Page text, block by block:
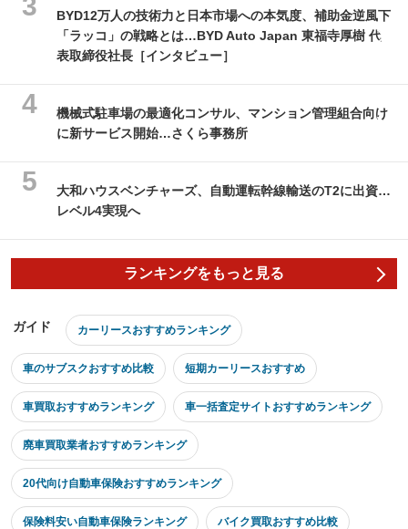
BYD12万人の技術力と日本市場への本気度、補助金逆風下
「ラッコ」の戦略とは…BYD Auto Japan 東福寺厚樹 代
表取締役社長［インタビュー］
機械式駐車場の最適化コンサル、マンション管理組合向け
に新サービス開始…さくら事務所
大和ハウスベンチャーズ、自動運転幹線輸送のT2に出資…
レベル4実現へ
ランキングをもっと見る
ガイド カーリースおすすめランキング
車のサブスクおすすめ比較 短期カーリースおすすめ
車買取おすすめランキング 車一括査定サイトおすすめランキング
廃車買取業者おすすめランキング
20代向け自動車保険おすすめランキング
保険料安い自動車保険ランキング バイク買取おすすめ比較